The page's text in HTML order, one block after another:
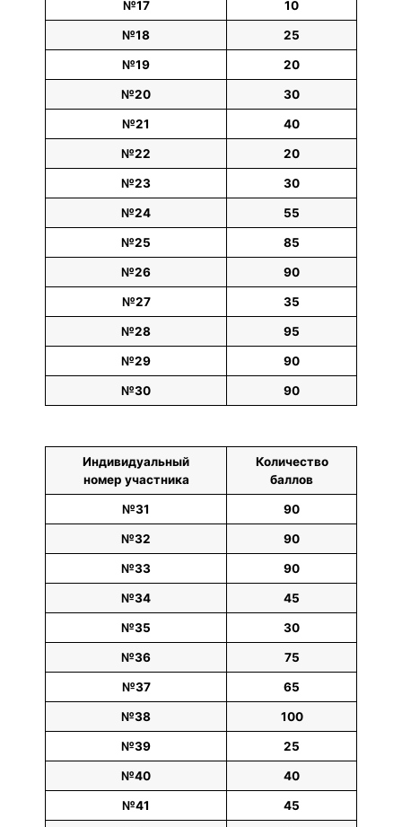
№17 10
№18 25
№19 20
№20 30
№21 40
№22 20
№23 30
№24 55
№25 85
№26 90
№27 35
№28 95
№29 90
№30 90
Индивидуальный
номер участника
Количество
баллов
№31 90
№32 90
№33 90
№34 45
№35 30
№36 75
№37 65
№38 100
№39 25
№40 40
№41 45